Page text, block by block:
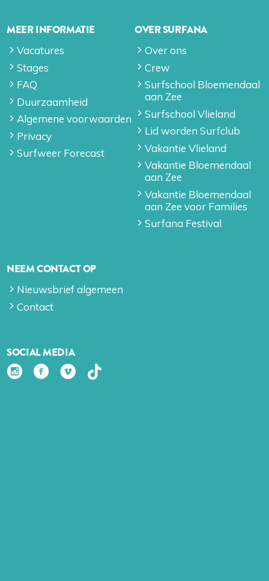
MEER INFORMATIE
Vacatures
Stages
FAQ
Duurzaamheid
Algemene voorwaarden
Privacy
Surfweer Forecast
OVER SURFANA
Over ons
Crew
Surfschool Bloemendaal
aan Zee
Surfschool Vlieland
Lid worden Surfclub
Vakantie Vlieland
Vakantie Bloemendaal
aan Zee
Vakantie Bloemendaal
aan Zee voor Families
Surfana Festival
NEEM CONTACT OP
Nieuwsbrief algemeen
Contact
SOCIAL MEDIA